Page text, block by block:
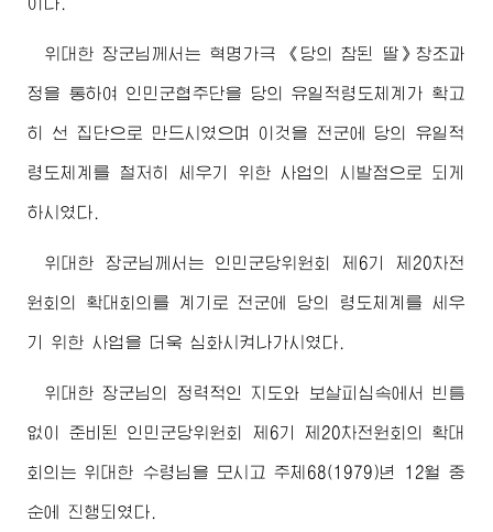
위대한장군님 께서는 혁명가극 《당의 참된 딸》창조과
정을 통하여 인민군협주단을 당의 유일적령도체계가 확고
히 선 집단으로 만드시였으며 이것을 전군에 당의 유일적
령도체계를 철저히 세우기 위한 사업의 시발점으로 되게
하시였다.
위대한 장군님 께서는 인민군당위원회 제6기 제20차전
원회의 확대회의를 계기로 전군에 당의 령도체계를 세우
기 위한 사업을 더욱 심화시켜나가시였다.
위대한장군님의 정력적인 지도와 보살피심속에서 빈틈
없이 준비된 인민군당위원회 제6기 제20차전원회의 확대
회의는 위대한 수령님 을 모시고 주체68(1979)년 12월 중
순에 진행되였다.